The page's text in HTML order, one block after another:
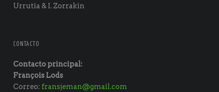
Urrutia & I. Zorrakin
CONTACTO
Contacto principal:
François Lods
Correo: fransjeman@gmail.com